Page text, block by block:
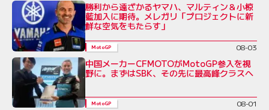
勝利から遠ざかるヤマハ、マルティン＆小椋
藍加入に期待。メレガリ「プロジェクトに新
鮮な空気をもたらす」
MotoGP 08-03
中国メーカーCFMOTOがMotoGP参入を視
野に。まずはSBK、その先に最高峰クラスへ
MotoGP 08-01